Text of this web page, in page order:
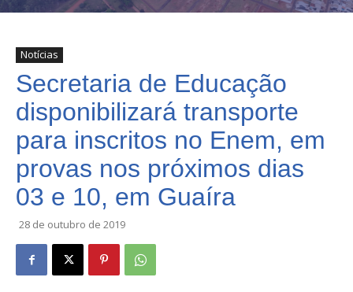
Notícias
Secretaria de Educação
disponibilizará transporte
para inscritos no Enem, em
provas nos próximos dias
03 e 10, em Guaíra
28 de outubro de 2019